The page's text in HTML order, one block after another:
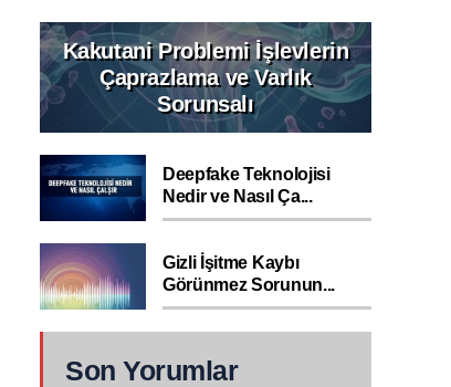
Kakutani Problemi İşlevlerin
Çaprazlama ve Varlık
Sorunsalı
Deepfake Teknolojisi
Nedir ve Nasıl Ça...
Gizli İşitme Kaybı
Görünmez Sorunun...
Son Yorumlar